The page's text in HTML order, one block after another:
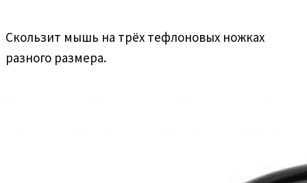
Скользит мышь на трёх тефлоновых ножках
разного размера.